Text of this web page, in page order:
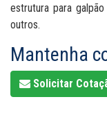
estrutura para
outros.
Mantenha
Solicitar